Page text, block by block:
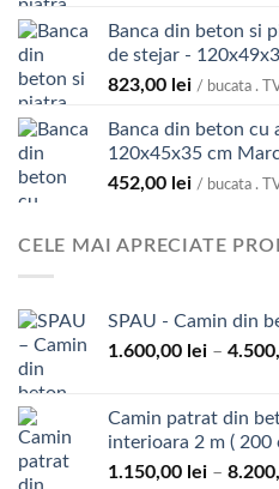
Banca din beton si
de stejar -
823,00 lei / bucata .
Banca din beton cu
120x45x35 cm
452,00 lei / bucata .
CELE MAI APRECIATE
SPAU - Camin din
1.600,00 lei –
Camin patrat din
interioara 2 m ( 200
1.150,00 lei –